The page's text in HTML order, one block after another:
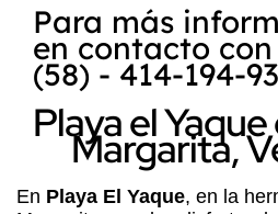
Para más
en contacto
(58) - 414-194-
Playa el
Margarita,
En Playa El Yaque, en la